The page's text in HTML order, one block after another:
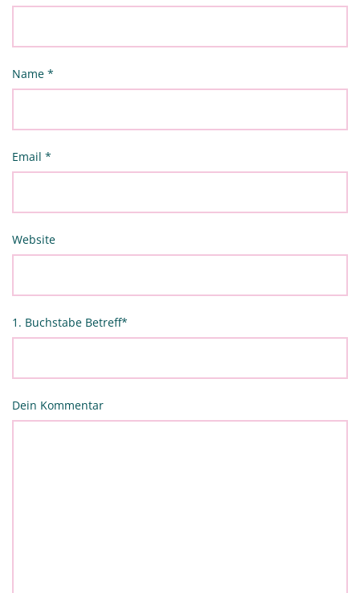
Name *
Email *
Website
1. Buchstabe Betreff*
Dein Kommentar